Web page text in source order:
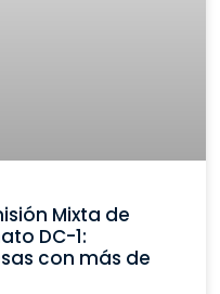
Mixta de
DC-1:
con más de